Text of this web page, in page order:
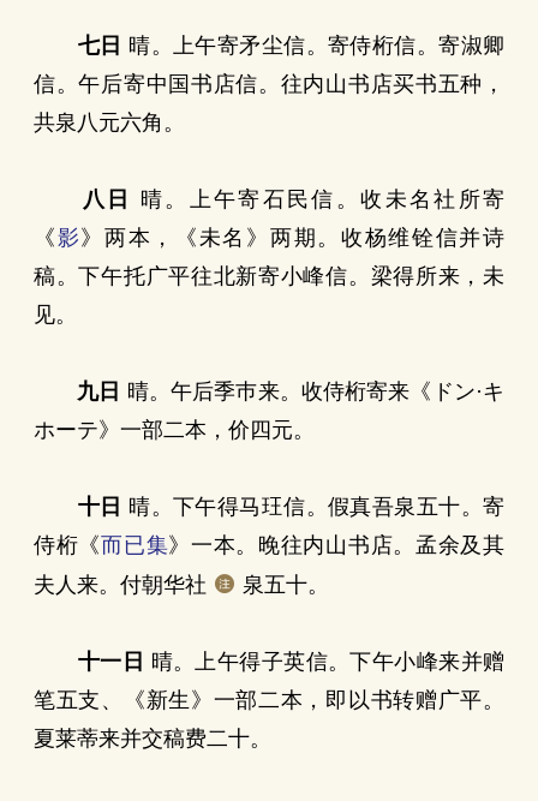
七日 晴。上午寄矛尘信。寄侍桁信。寄淑卿
信。午后寄中国书店信。往内山书店买书五种，
共泉八元六角。
八日
晴。上午寄石民信。收未名社所寄
《影 》两本，《未名》两期。收杨维铨信并诗
稿。下午托广平往北新寄小峰信。梁得所来，未
见。
九日 晴。午后季巿来。收侍桁寄来《ドン·キ
ホーテ》一部二本，价四元。
十日 晴。下午得马玨信。假真吾泉五十。寄
侍桁《而已集》一本。晚往内山书店。孟余及其
夫人来。付朝华社
泉五十。
十一日 晴。上午得子英信。下午小峰来并赠
笔五支、《新生》一部二本，即以书转赠广平。
夏莱蒂来并交稿费二十。